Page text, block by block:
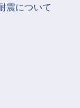
震について